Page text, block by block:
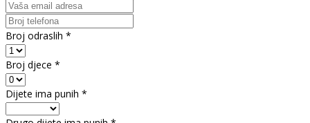
Broj odraslih *
Broj djece *
Dijete ima punih *